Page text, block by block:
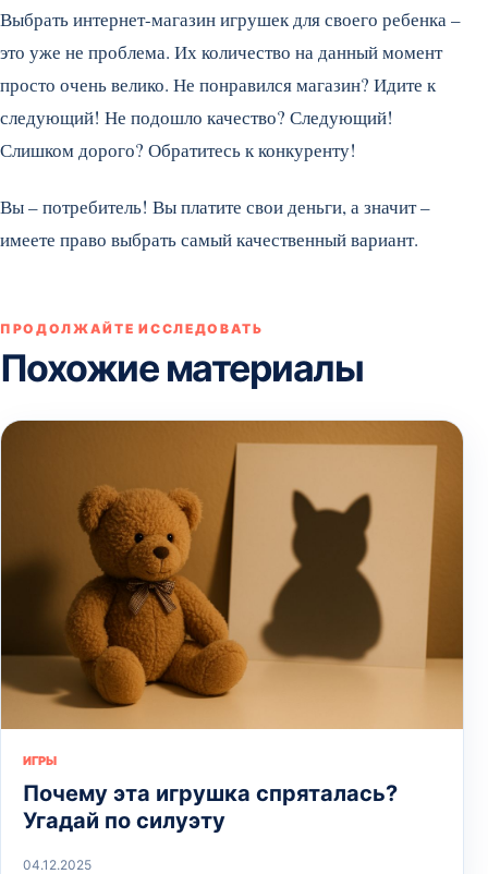
Выбрать интернет-магазин игрушек для своего ребенка –
это уже не проблема. Их количество на данный момент
просто очень велико. Не понравился магазин? Идите к
следующий! Не подошло качество? Следующий!
Слишком дорого? Обратитесь к конкуренту!
Вы – потребитель! Вы платите свои деньги, а значит –
имеете право выбрать самый качественный вариант.
ПРОДОЛЖАЙТЕ ИССЛЕДОВАТЬ
Похожие материалы
ИГРЫ
Почему эта игрушка спряталась?
Угадай по силуэту
04.12.2025